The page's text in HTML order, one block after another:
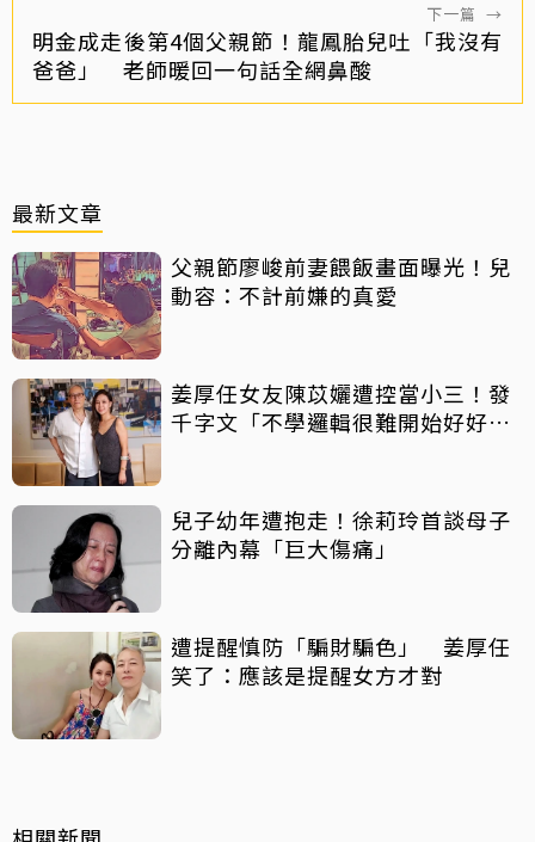
下一篇 →
明金成走後第4個父親節！龍鳳胎兒吐「我沒有
爸爸」 老師暖回一句話全網鼻酸
最新文章
父親節廖峻前妻餵飯畫面曝光！兒
動容：不計前嫌的真愛
姜厚任女友陳苡孋遭控當小三！發
千字文「不學邏輯很難開始好好
兒子幼年遭抱走！徐莉玲首談母子
分離內幕「巨大傷痛」
遭提醒慎防「騙財騙色」 姜厚任
笑了：應該是提醒女方才對